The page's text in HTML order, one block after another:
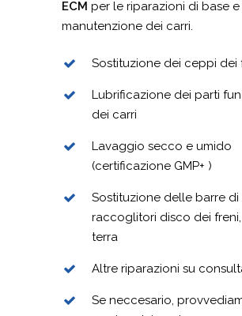
ECM per le riparazioni di base e
manutenzione dei carri.
Sostituzione dei ceppi dei
Lubrificazione dei parti
dei carri
Lavaggio secco e umido
(certificazione GMP+ )
Sostituzione delle barre di
raccoglitori disco dei
terra
Altre riparazioni su
Se neccesario,